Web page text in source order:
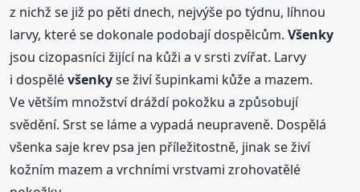
z nichž se již po pěti dnech, nejvýše po týdnu, líhnou
larvy, které se dokonale podobají dospělcům.Všenky
jsou cizopasníci žijící na kůži a v srsti zvířat. Larvy
i dospělévšenkyse živí šupinkami kůže a mazem.
Ve větším množství dráždí pokožku a způsobují
svědění. Srst se láme a vypadá neupraveně. Dospělá
všenka saje krev psa jen příležitostně, jinak se živí
kožním mazem a vrchními vrstvami zrohovatělé